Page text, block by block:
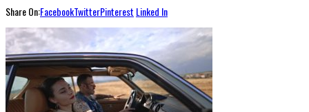
Share On:FacebookTwitterPinterest Linked In